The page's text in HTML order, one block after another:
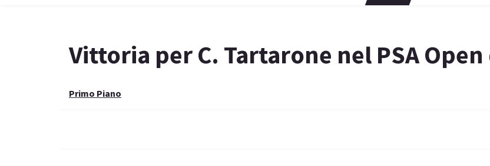
Vittoria per C. Tartarone nel PSA
Primo Piano